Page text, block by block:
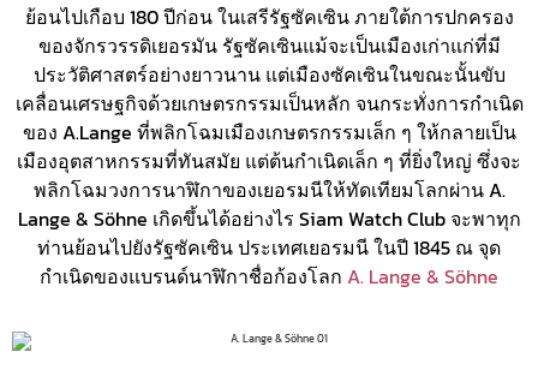
ย้อนไปเกือบ 180 ปีก่อน ในเสรีรัฐซัคเซิน ภายใต้การปกครอง
ของจักรวรรดิเยอรมัน รัฐซัคเซินแม้จะเป็นเมืองเก่าแก่ที่มี
ประวัติศาสตร์อย่างยาวนาน แต่เมืองซัคเซินในขณะนั้นขับ
เคลื่อนเศรษฐกิจด้วยเกษตรกรรมเป็นหลัก จนกระทั่งการกำเนิด
ของ A.Lange ที่พลิกโฉมเมืองเกษตรกรรมเล็ก ๆ ให้กลายเป็น
เมืองอุตสาหกรรมที่ทันสมัย แต่ต้นกำเนิดเล็ก ๆ ที่ยิ่งใหญ่ ซึ่งจะ
พลิกโฉมวงการนาฬิกาของเยอรมนีให้ทัดเทียมโลกผ่าน A.
Lange & Söhne เกิดขึ้นได้อย่างไร Siam Watch Club จะพาทุก
ท่านย้อนไปยังรัฐซัคเซิน ประเทศเยอรมนี ในปี 1845 ณ จุด
กำเนิดของแบรนด์นาฬิกาชื่อก้องโลก A. Lange & Söhne